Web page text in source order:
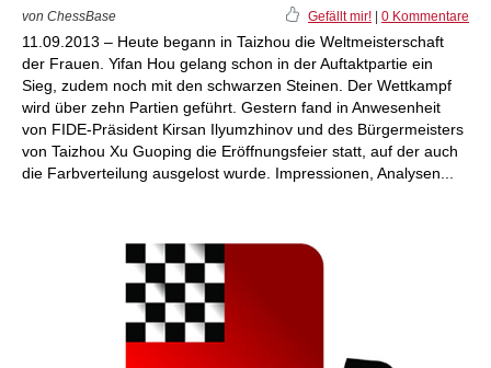
von ChessBase Gefällt mir! 0 Kommentare
11.09.2013 – Heute begann in Taizhou die Weltmeisterschaft
der Frauen. Yifan Hou gelang schon in der Auftaktpartie ein
Sieg, zudem noch mit den schwarzen Steinen. Der Wettkampf
wird über zehn Partien geführt. Gestern fand in Anwesenheit
von FIDE-Präsident Kirsan Ilyumzhinov und des Bürgermeisters
von Taizhou Xu Guoping die Eröffnungsfeier statt, auf der auch
die Farbverteilung ausgelost wurde. Impressionen, Analysen...